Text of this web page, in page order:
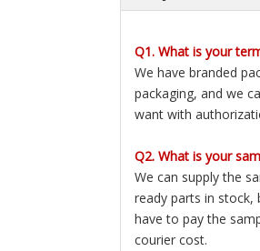
Q1. What is your
We have branded
packaging, and we
want with
Q2. What is your
We can supply the
ready parts in stock,
have to pay the
courier cost.